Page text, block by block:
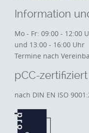
Information
Mo - Fr: 09:00 - 12:00
und 13:00 - 16:00 Uhr
Termine nach
pCC-zertifiziert
nach DIN EN ISO